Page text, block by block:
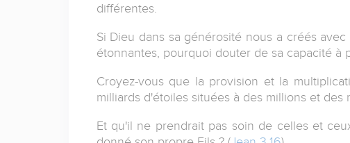
différentes.
Si Dieu dans sa générosité nous a créés
étonnantes, pourquoi douter de sa capacité à
Croyez-vous que la provision et la
milliards d'étoiles situées à des millions et
Et qu'il ne prendrait pas soin de celles et